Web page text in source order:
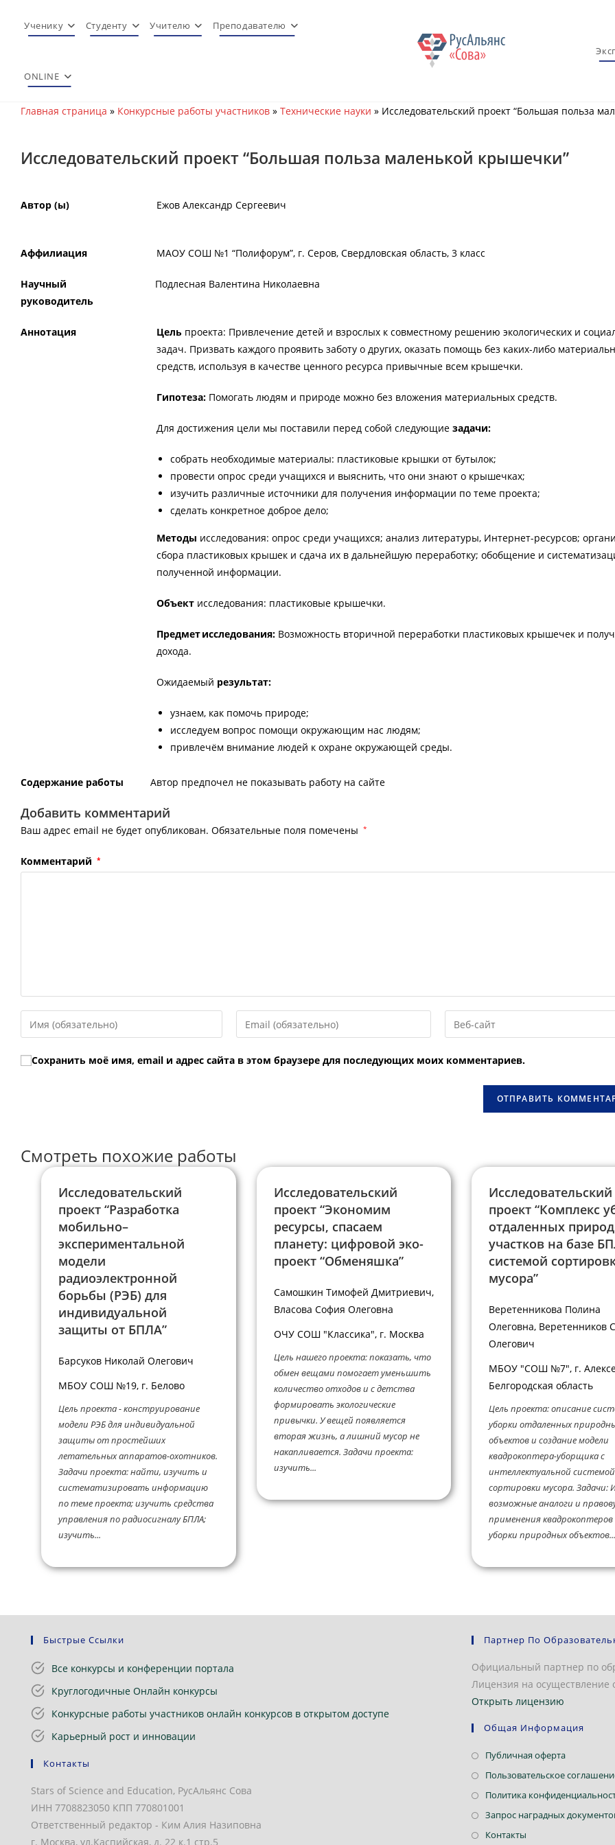
Ученику Студенту Учителю Преподавателю
ONLINE
Главная страница » Конкурсные работы участников » Технические науки » Исследовательский проект “Большая польза
Исследовательский проект “Большая польза маленькой крышечки”
Автор (ы) Ежов Александр Сергеевич
Аффилиация МАОУ СОШ №1 “Полифорум”, г. Серов, Свердловская область, 3 класс
Научный
руководитель
Подлесная Валентина Николаевна
Аннотация Цель проекта: Привлечение детей и взрослых к совместному решению экологических и
задач. Призвать каждого проявить заботу о других, оказать помощь без каких-либо
средств, используя в качестве ценного ресурса привычные всем крышечки.
Гипотеза: Помогать людям и природе можно без вложения материальных средств.
Для достижения цели мы поставили перед собой следующиезадачи:
собрать необходимые материалы: пластиковые крышки от бутылок;
провести опрос среди учащихся и выяснить, что они знают о крышечках;
изучить различные источники для получения информации по теме проекта;
сделать конкретное доброе дело;
Методы исследования: опрос среди учащихся; анализ литературы, Интернет-ресурсов;
сбора пластиковых крышек и сдача их в дальнейшую переработку; обобщение и
полученной информации.
Объект исследования: пластиковые крышечки.
Предмет исследования: Возможность вторичной переработки пластиковых крышечек и
дохода.
Ожидаемый результат:
узнаем, как помочь природе;
исследуем вопрос помощи окружающим нас людям;
привлечём внимание людей к охране окружающей среды.
Содержание работы Автор предпочел не показывать работу на сайте
Добавить комментарий
Ваш адрес email не будет опубликован. Обязательные поля помечены *
Комментарий *
Введите
свое
имя
или
Введите
свой
Введите
URL
(необязательно)
Сохранить моё имя, email и адрес сайта в этом браузере для последующих моих комментариев.
Смотреть похожие работы
Исследовательский
проект “Разработка
мобильно–
экспериментальной
модели
радиоэлектронной
борьбы (РЭБ) для
индивидуальной
защиты от БПЛА”
Барсуков Николай Олегович
МБОУ СОШ №19, г. Белово
Цель проекта - конструирование
модели РЭБ для индивидуальной
защиты от простейших
летательных аппаратов-охотников.
Задачи проекта: найти, изучить и
систематизировать информацию
по теме проекта; изучить средства
управления по радиосигналу БПЛА;
изучить...
Исследовательский
проект “Экономим
ресурсы, спасаем
планету: цифровой эко-
проект “Обменяшка”
Самошкин Тимофей Дмитриевич,
Власова София Олеговна
ОЧУ СОШ "Классика", г. Москва
Цель нашего проекта: показать, что
обмен вещами помогает уменьшить
количество отходов и с детства
формировать экологические
привычки. У вещей появляется
вторая жизнь, а лишний мусор не
накапливается. Задачи проекта:
изучить...
Исследовательский
проект “Комплекс
отдаленных
участков на базе
системой
мусора”
Веретенникова Полина
Олеговна, Веретенников
Олегович
МБОУ "СОШ №7", г.
Белгородская область
Цель проекта: описание
уборки отдаленных
объектов и создание модели
квадрокоптера-уборщика с
интеллектуальной системой
сортировки мусора. Задачи:
возможные аналоги и
применения квадрокоптеров
уборки природных
Быстрые Ссылки
Все конкурсы и конференции портала
Круглогодичные Онлайн конкурсы
Конкурсные работы участников онлайн конкурсов в открытом доступе
Карьерный рост и инновации
Контакты
Stars of Science and Education, РусАльянс Сова
ИНН 7708823050 КПП 770801001
Ответственный редактор - Ким Алия Назиповна
г. Москва, ул.Каспийская, д. 22 к.1 стр.5
Партнер По
Официальный партнер по
Лицензия на осуществление
Открыть лицензию
Общая Информация
Публичная офертаОткроется
в
Пользовательское
Политика
Запрос наградных
Контакты